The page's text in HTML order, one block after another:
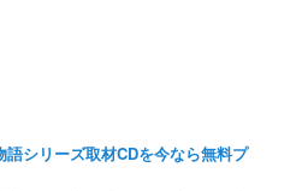
シリーズ取材CDを今なら無料プ